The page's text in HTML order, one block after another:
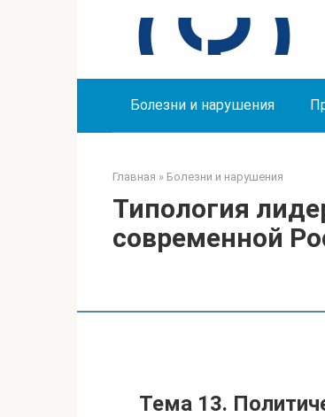
Болезни и нарушения
Главная » Болезни и нарушения
Типология
современной
Тема 13.